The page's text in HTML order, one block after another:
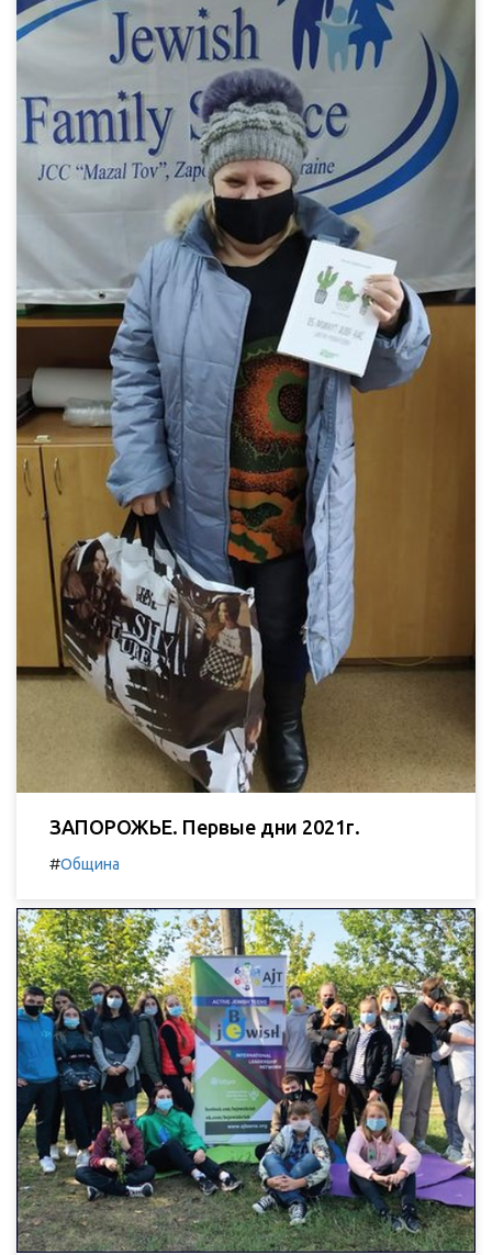
ЗАПОРОЖЬЕ. Первые дни 2021г.
#Община